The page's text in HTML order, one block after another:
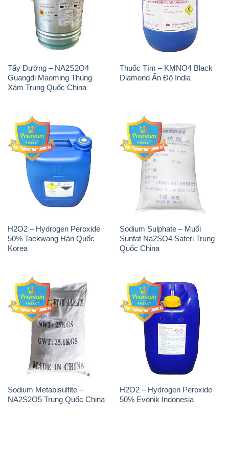
Tẩy Đường – NA2S2O4
Guangdi Maoming Thùng
Xám Trung Quốc China
Thuốc Tím – KMNO4 Black
Diamond Ấn Độ India
H2O2 – Hydrogen Peroxide
50% Taekwang Hàn Quốc
Sodium Sulphate – Muối
Sunfat Na2SO4 Sateri Trung
Quốc China
Sodium Metabisulfite –
NA2S2O5 Trung Quốc China
H2O2 – Hydrogen Peroxide
50% Evonik Indonesia